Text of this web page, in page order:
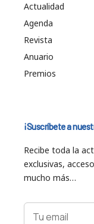
Actualidad
Agenda
Revista
Anuario
Premios
¡Suscríbete a
Recibe toda la
exclusivas,
mucho más…